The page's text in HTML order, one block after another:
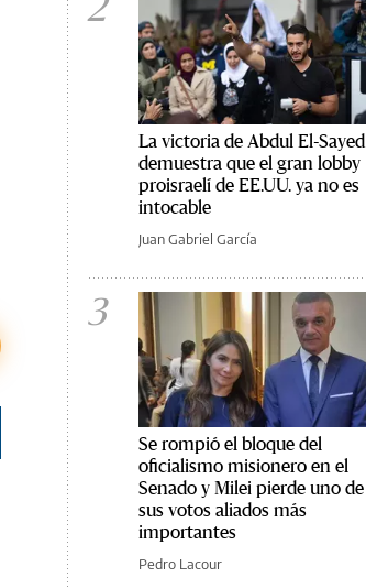
La victoria de Abdul El-Sayed
demuestra que el gran lobby
proisraelí de EE.UU. ya no es
intocable
Juan Gabriel García
3
Se rompió el bloque del
oficialismo misionero en el
Senado y Milei pierde uno de
sus votos aliados más
importantes
Pedro Lacour